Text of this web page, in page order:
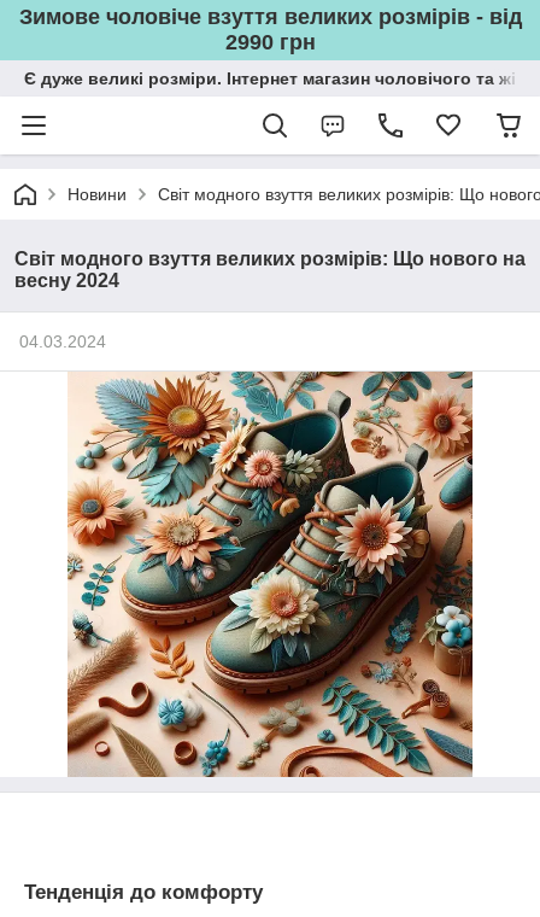
Зимове чоловіче взуття великих розмірів - від
2990 грн
Є дуже великі розміри. Інтернет магазин чоловічого та
Новини Світ модного взуття великих розмірів: Що
Світ модного взуття великих розмірів: Що нового на
весну 2024
04.03.2024
Тенденція до комфорту